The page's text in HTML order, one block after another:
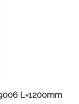
L=1200mm